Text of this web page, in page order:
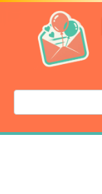
Перейти
контенту
Поиск: